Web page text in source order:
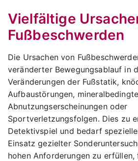
Vielfältige
Fußbeschwerden
Die Ursachen von
veränderter Bewegungsablauf in
Veränderungen der Fußstatik,
Aufbaustörungen,
Abnutzungserscheinungen oder
Sportverletzungsfolgen. Dies zu
Detektivspiel und bedarf
Einsatz gezielter
hohen Anforderungen zu erfüllen,